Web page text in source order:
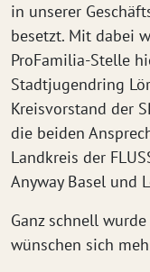
in unserer
besetzt. Mit dabei
ProFamilia-Stelle
Stadtjugendring
Kreisvorstand der
die beiden
Landkreis der
Anyway Basel und
Ganz schnell
wünschen sich